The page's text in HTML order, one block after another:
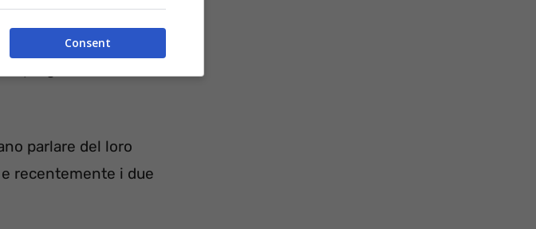
di Uomini e
Dopo il
parlare del loro
recentemente i due
Consent